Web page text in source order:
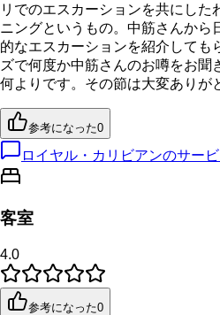
リでのエスカーションを共にした
ニングというもの。中筋さんから
的なエスカーションを紹介しても
ズで何度か中筋さんのお噂をお聞
何よりです。その節は大変ありが
参考になった0
ロイヤル・カリビアンのサー
客室
4.0
参考になった0